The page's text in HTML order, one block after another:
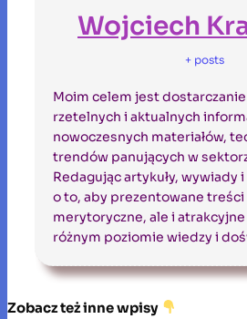
Wojciech
+ posts
Moim celem jest
rzetelnych i aktualnych
nowoczesnych materiałów,
trendów panujących w
Redagując artykuły, wywiady
o to, aby prezentowane treści
merytoryczne, ale i
różnym poziomie wiedzy i
Zobacz też inne wpisy